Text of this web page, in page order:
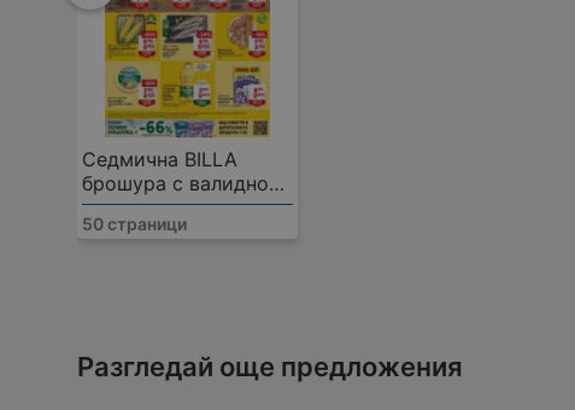
Седмична BILLA
брошура с валидност
до 12.08.2026
50 страници
Ул. Оборище 29, 9900 Нови Пазар
Разгледай още предложения